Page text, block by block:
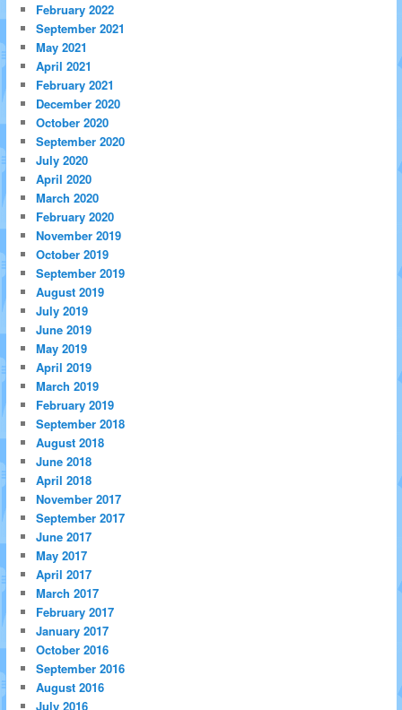
February 2022
September 2021
May 2021
April 2021
February 2021
December 2020
October 2020
September 2020
July 2020
April 2020
March 2020
February 2020
November 2019
October 2019
September 2019
August 2019
July 2019
June 2019
May 2019
April 2019
March 2019
February 2019
September 2018
August 2018
June 2018
April 2018
November 2017
September 2017
June 2017
May 2017
April 2017
March 2017
February 2017
January 2017
October 2016
September 2016
August 2016
July 2016